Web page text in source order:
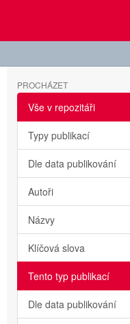
PROCHÁZET
Vše v repozitáři
Typy publikací
Dle data publikování
Autoři
Názvy
Klíčová slova
Tento typ publikací
Dle data publikování